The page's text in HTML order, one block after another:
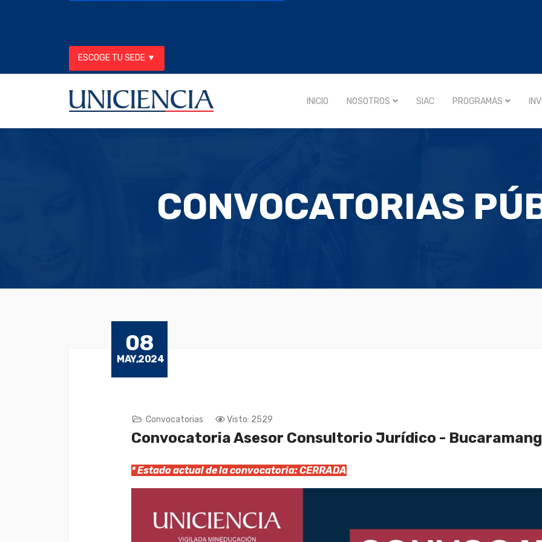
ESCOGE TU SEDE ▼
INICIO NOSOTROS SIAC PROGRAMAS
CONVOCATORIAS
08
MAY,2024
Convocatorias Visto: 2529
Convocatoria Asesor Consultorio Jurídico -
* Estado actual de la convocatoria: CERRADA